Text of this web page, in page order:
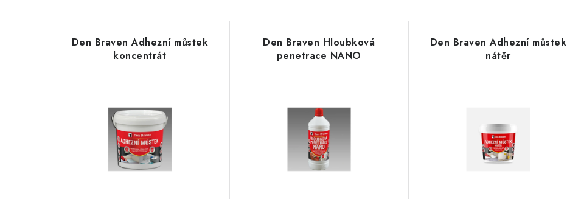
Den Braven Adhezní můstek
koncentrát
Den Braven Hloubková
penetrace NANO
Den Braven Adhezní můstek
nátěr